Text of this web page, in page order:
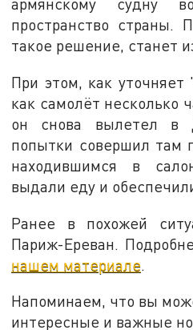
армянскому судну
пространство страны.
такое решение, станет
При этом, как уточняет
как самолёт несколько
он снова вылетел в
попытки совершил там
находившимся в
выдали еду и
Ранее в похожей
Париж-Ереван.
нашем материале
Напоминаем, что вы
интересные и важные